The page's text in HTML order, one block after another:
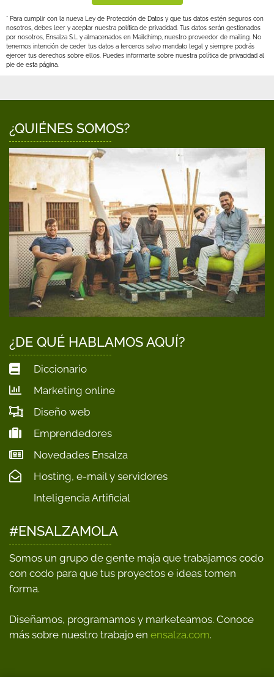
* Para cumplir con la nueva Ley de Protección de Datos y que tus datos estén seguros con
nosotros, debes leer y aceptar nuestra política de privacidad. Tus datos serán gestionados
por nosotros, Ensalza S.L y almacenados en Mailchimp, nuestro proveedor de mailing. No
tenemos intención de ceder tus datos a terceros salvo mandato legal y siempre podrás
ejercer tus derechos sobre ellos. Puedes informarte sobre nuestra política de privacidad al
pie de esta página.
¿QUIÉNES SOMOS?
¿DE QUÉ HABLAMOS AQUÍ?
Diccionario
Marketing online
Diseño web
Emprendedores
Novedades Ensalza
Hosting, e-mail y servidores
Inteligencia Artificial
#ENSALZAMOLA
Somos un grupo de gente maja que trabajamos codo
con codo para que tus proyectos e ideas tomen
forma.
Diseñamos, programamos y marketeamos. Conoce
más sobre nuestro trabajo en ensalza.com.